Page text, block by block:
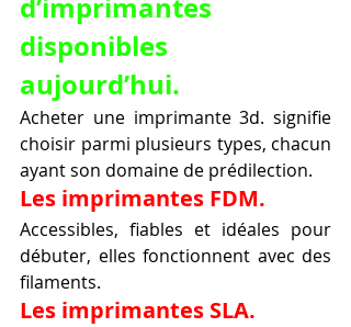
d’imprimantes
disponibles
aujourd’hui.
Acheter une imprimante 3d. signifie
choisir parmi plusieurs types, chacun
ayant son domaine de prédilection.
Les imprimantes FDM.
Accessibles, fiables et idéales pour
débuter, elles fonctionnent avec des
filaments.
Les imprimantes SLA.